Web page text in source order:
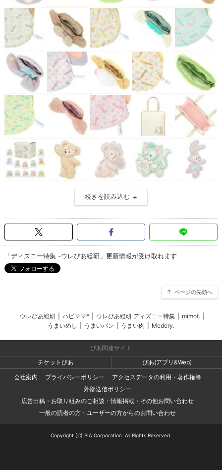
続きを読み込む
「ディズニー特集 -ウレぴあ総研」更新情報が受け取れます
ページの先頭へ
ウレぴあ総研 ハピママ* ウレぴあ総研 ディズニー特集 mimot.
うまいめし
うまいパン うまい肉 Medery.
ぴあ関連サイト
チケットぴあ
ぴあ(アプリ&Web)
会社案内
プライバシーポリシー
アクセスデータの利用・著作権等
外部送信ポリシー
広告出稿・お取り組みのご相談・情報掲載・その他お問い合わせ
一般の読者の方・ユーザーの方からのお問い合わせ
Copyright (C) PIA Corporation. All Rights Reserved.